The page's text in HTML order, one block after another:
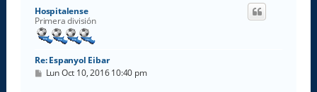
Hospitalense
Primera división
Re: Espanyol Eibar
M
Lun Oct 10, 2016 10:40 pm